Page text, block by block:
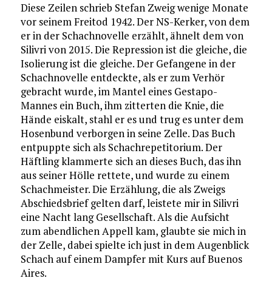
Diese Zeilen schrieb Stefan Zweig wenige Monate
vor seinem Freitod 1942. Der NS-Kerker, von dem
er in der Schachnovelle erzählt, ähnelt dem von
Silivri von 2015. Die Repression ist die gleiche, die
Isolierung ist die gleiche. Der Gefangene in der
Schachnovelle entdeckte, als er zum Verhör
gebracht wurde, im Mantel eines Gestapo-
Mannes ein Buch, ihm zitterten die Knie, die
Hände eiskalt, stahl er es und trug es unter dem
Hosenbund verborgen in seine Zelle. Das Buch
entpuppte sich als Schachrepetitorium. Der
Häftling klammerte sich an dieses Buch, das ihn
aus seiner Hölle rettete, und wurde zu einem
Schachmeister. Die Erzählung, die als Zweigs
Abschiedsbrief gelten darf, leistete mir in Silivri
eine Nacht lang Gesellschaft. Als die Aufsicht
zum abendlichen Appell kam, glaubte sie mich in
der Zelle, dabei spielte ich just in dem Augenblick
Schach auf einem Dampfer mit Kurs auf Buenos
Aires.